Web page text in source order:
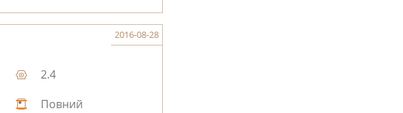
2016-08-28
2.4
Повний